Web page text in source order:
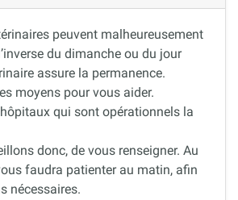
peuvent malheureusement
du dimanche ou du jour
assure la permanence.
moyens pour vous aider.
qui sont opérationnels la
donc, de vous renseigner. Au
faudra patienter au matin, afin
nécessaires.